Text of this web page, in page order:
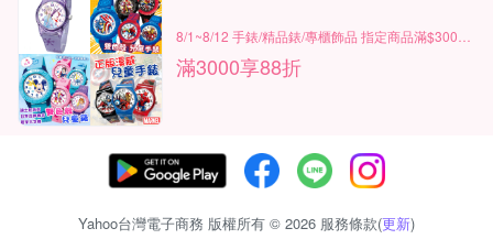
滿3000享88折
Yahoo台灣電子商務 版權所有 © 2026 服務條款(更新)